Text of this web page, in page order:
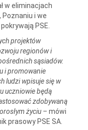
w eliminacjach
i we
PSE.
projektów
regionów i
sąsiadów.
i promowanie
ludzi wpisuje się w
uczniowie będą
zdobywaną
życiu – mówi
prasowy PSE SA.